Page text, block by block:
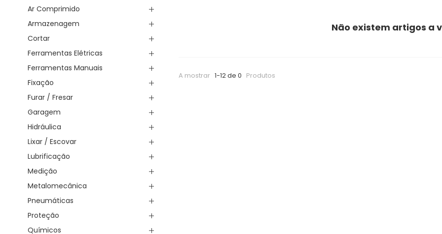
Ar Comprimido
Armazenagem
Cortar
Ferramentas Elétricas
Ferramentas Manuais
Fixação
Furar / Fresar
Garagem
Hidráulica
Lixar / Escovar
Lubrificação
Medição
Metalomecânica
Pneumáticas
Proteção
Químicos
Não existem artigos a
A mostrar 1-12 de 0 Produtos